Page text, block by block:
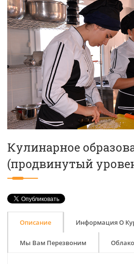
Кулинарное
(продвинутый
Описание Информация О
Мы Вам Перезвоним